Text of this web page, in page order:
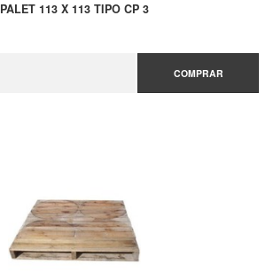
PALET 113 X 113 TIPO CP 3
COMPRAR